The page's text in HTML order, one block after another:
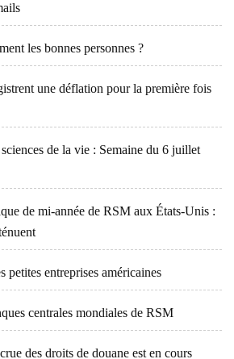
les bonnes personnes ?
une déflation pour la première fois
de la vie : Semaine du 6 juillet
de mi-année de RSM aux États-Unis :
petites entreprises américaines
centrales mondiales de RSM
des droits de douane est en cours